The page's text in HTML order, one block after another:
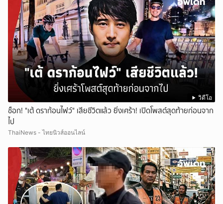
วิดีโอ
ช็อก! "เต้ ดราก้อนไฟว์" เสียชีวิตแล้ว ยิ่งเศร้า! เปิดโพสต์สุดท้ายก่อนจาก
ไป
ThaiNews - ไทยนิวส์ออนไลน์